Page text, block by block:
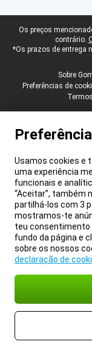
Rodapé legal
Os preços
contrário.
*Os prazos de entrega
Sobre
Preferências de
Usamos cookies e
uma experiência
funcionais e
“Aceitar”, também
partilhá-los com 3
mostramos-te
teu consentimento
fundo da página e
sobre os nossos
declaração de